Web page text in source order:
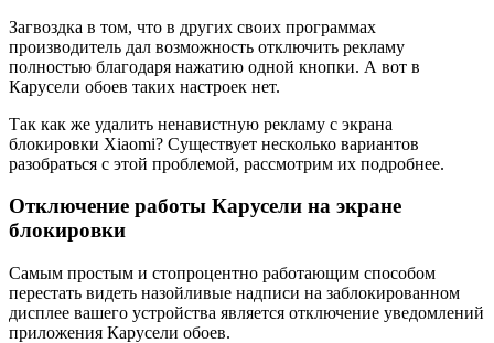
Загвоздка в том, что в других своих программах
производитель дал возможность отключить рекламу
полностью благодаря нажатию одной кнопки. А вот в
Карусели обоев таких настроек нет.
Так как же удалить ненавистную рекламу с экрана
блокировки Xiaomi? Существует несколько вариантов
разобраться с этой проблемой, рассмотрим их подробнее.
Отключение работы Карусели на экране
блокировки
Самым простым и стопроцентно работающим способом
перестать видеть назойливые надписи на заблокированном
дисплее вашего устройства является отключение уведомлений
приложения Карусели обоев.